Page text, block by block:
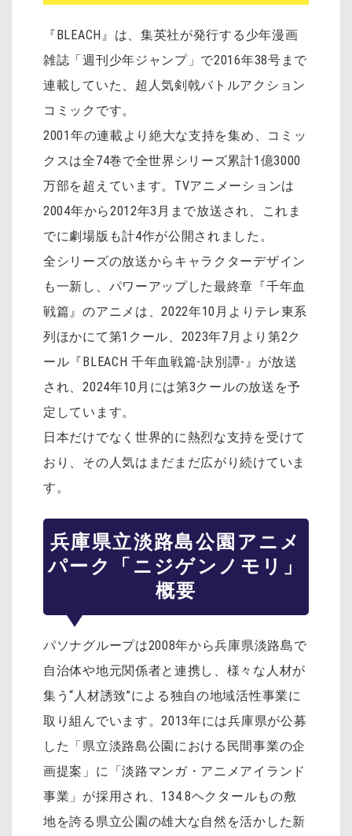
『BLEACH』は、集英社が発行する少年漫画
雑誌「週刊少年ジャンプ」で2016年38号まで
連載していた、超人気剣戟バトルアクション
コミックです。
2001年の連載より絶大な支持を集め、コミッ
クスは全74巻で全世界シリーズ累計1億3000
万部を超えています。TVアニメーションは
2004年から2012年3月まで放送され、これま
でに劇場版も計4作が公開されました。
全シリーズの放送からキャラクターデザイン
も一新し、パワーアップした最終章『千年血
戦篇』のアニメは、2022年10月よりテレ東系
列ほかにて第1クール、2023年7月より第2ク
ール『BLEACH 千年血戦篇-訣別譚-』が放送
され、2024年10月には第3クールの放送を予
定しています。
日本だけでなく世界的に熱烈な支持を受けて
おり、その人気はまだまだ広がり続けていま
す。
兵庫県立淡路島公園アニメ
パーク「ニジゲンノモリ」
概要
パソナグループは2008年から兵庫県淡路島で
自治体や地元関係者と連携し、様々な人材が
集う“人材誘致”による独自の地域活性事業に
取り組んでいます。2013年には兵庫県が公募
した「県立淡路島公園における民間事業の企
画提案」に「淡路マンガ・アニメアイランド
事業」が採用され、134.8ヘクタールもの敷
地を誇る県立公園の雄大な自然を活かした新